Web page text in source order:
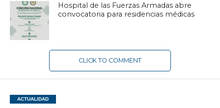
Hospital de las Fuerzas Armadas abre
convocatoria para residencias médicas
CLICK TO COMMENT
ACTUALIDAD